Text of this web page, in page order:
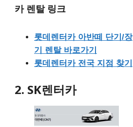
카 렌탈 링크
롯데렌터카 아반떼 단기/장
기 렌탈 바로가기
롯데렌터카 전국 지점 찾기
2. SK렌터카